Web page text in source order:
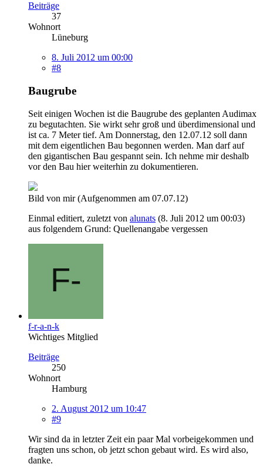
Beiträge
37
Wohnort
Lüneburg
8. Juli 2012 um 00:00
#8
Baugrube
Seit einigen Wochen ist die Baugrube des geplanten Audimax
zu begutachten. Sie wirkt sehr groß und überdimensional und
ist ca. 7 Meter tief. Am Donnerstag, den 12.07.12 soll dann
mit dem eigentlichen Bau begonnen werden. Man darf auf
den gigantischen Bau gespannt sein. Ich nehme mir deshalb
vor den Bau hier weiterhin zu dokumentieren.
Bild von mir (Aufgenommen am 07.07.12)
Einmal editiert, zuletzt von alunats (8. Juli 2012 um 00:03)
aus folgendem Grund: Quellenangabe vergessen
f-r-a-n-k
Wichtiges Mitglied
Beiträge
250
Wohnort
Hamburg
2. August 2012 um 10:47
#9
Wir sind da in letzter Zeit ein paar Mal vorbeigekommen und
fragten uns schon, ob jetzt schon gebaut wird. Es wird also,
danke.